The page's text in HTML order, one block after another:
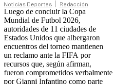
Noticias Deportes Redacción
Luego de concluir la Copa
Mundial de Futbol 2026,
autoridades de 11 ciudades de
Estados Unidos que albergaron
encuentros del torneo mantienen
un reclamo ante la FIFA por
recursos que, según afirman,
fueron comprometidos verbalmente
por Gianni Infantino como parte